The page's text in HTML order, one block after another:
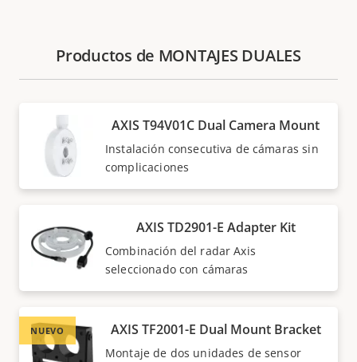
Productos de MONTAJES DUALES
AXIS T94V01C Dual Camera Mount
Instalación consecutiva de cámaras sin
complicaciones
AXIS TD2901-E Adapter Kit
Combinación del radar Axis
seleccionado con cámaras
NUEVO AXIS TF2001-E Dual Mount Bracket
Montaje de dos unidades de sensor